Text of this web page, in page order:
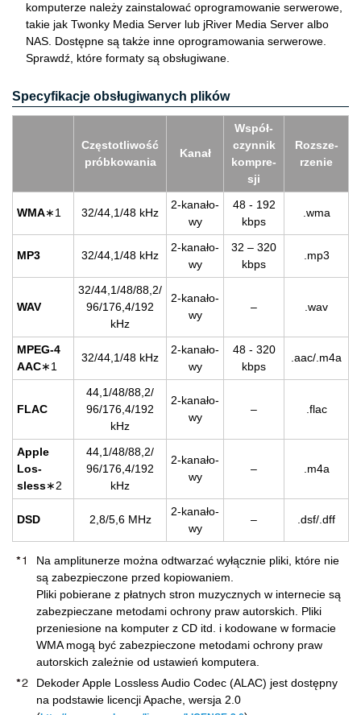
komputerze należy zainstalować oprogramowanie serwerowe,
takie jak Twonky Media Server lub jRiver Media Server albo
NAS. Dostępne są także inne oprogramowania serwerowe.
Sprawdź, które formaty są obsługiwane.
Specyfikacje obsługiwanych plików
Czę­sto­tli­wość
prób­ko­wa­nia
Kanał
Współ­
czyn­nik
kom­pre­
sji
Roz­sze­
rze­nie
WMA∗1 32/44,1/48 kHz
2-ka­na­ło­
wy
48 - 192
kbps
.wma
MP3 32/44,1/48 kHz
2-ka­na­ło­
wy
32 – 320
kbps
.mp3
WAV
32/44,1/48/88,2/
96/176,4/192
kHz
2-ka­na­ło­
wy
– .wav
MPEG-4
AAC∗1
32/44,1/48 kHz
2-ka­na­ło­
wy
48 - 320
kbps
.aac/.m4a
FLAC
44,1/48/88,2/
96/176,4/192
kHz
2-ka­na­ło­
wy
– .flac
Apple
Los­
sless∗2
44,1/48/88,2/
96/176,4/192
kHz
2-ka­na­ło­
wy
– .m4a
DSD 2,8/5,6 MHz
2-ka­na­ło­
wy
– .dsf/.dff
Na amplitunerze można odtwarzać wyłącznie pliki, które nie
są zabezpieczone przed kopiowaniem.
Pliki pobierane z płatnych stron muzycznych w internecie są
zabezpieczane metodami ochrony praw autorskich. Pliki
przeniesione na komputer z CD itd. i kodowane w formacie
WMA mogą być zabezpieczone metodami ochrony praw
autorskich zależnie od ustawień komputera.
Dekoder Apple Lossless Audio Codec (ALAC) jest dostępny
na podstawie licencji Apache, wersja 2.0